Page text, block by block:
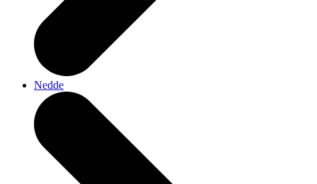
Nedde